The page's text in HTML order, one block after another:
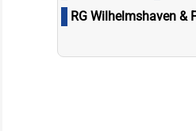
RG Wilhelmshaven &